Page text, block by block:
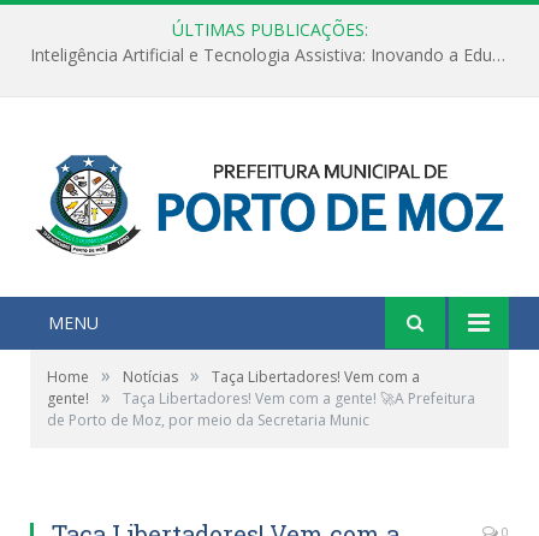
ÚLTIMAS PUBLICAÇÕES:
Inteligência Artificial e Tecnologia Assistiva: Inovando a Educação Especial e Inclusiva
MENU
Home » Notícias »
Taça Libertadores! Vem com a
gente!
»
Taça Libertadores! Vem com a gente! 🚀A Prefeitura
de Porto de Moz, por meio da Secretaria Munic
0